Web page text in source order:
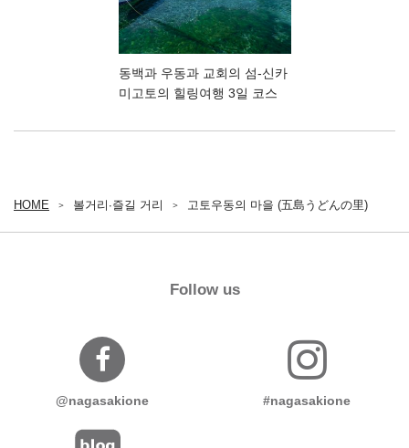
동백과 우동과 교회의 섬-신카
미고토의 힐링여행 3일 코스
HOME 볼거리∙즐길 거리 고토우동의 마을 (五島うどんの里)
Follow us
@nagasakione #nagasakione